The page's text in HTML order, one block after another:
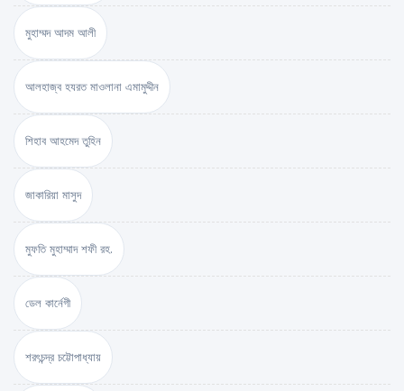
মুহাম্মদ আদম আলী
আলহাজ্ব হযরত মাওলানা এমামুদ্দীন
শিহাব আহমেদ তুহিন
জাকারিয়া মাসুদ
মুফতি মুহাম্মাদ শফী রহ.
ডেল কার্নেগী
শরৎচন্দ্র চট্টোপাধ্যায়